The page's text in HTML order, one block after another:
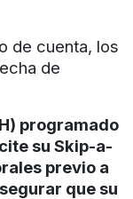
de cuenta, los
de
programado
su Skip-a-
previo a
que su